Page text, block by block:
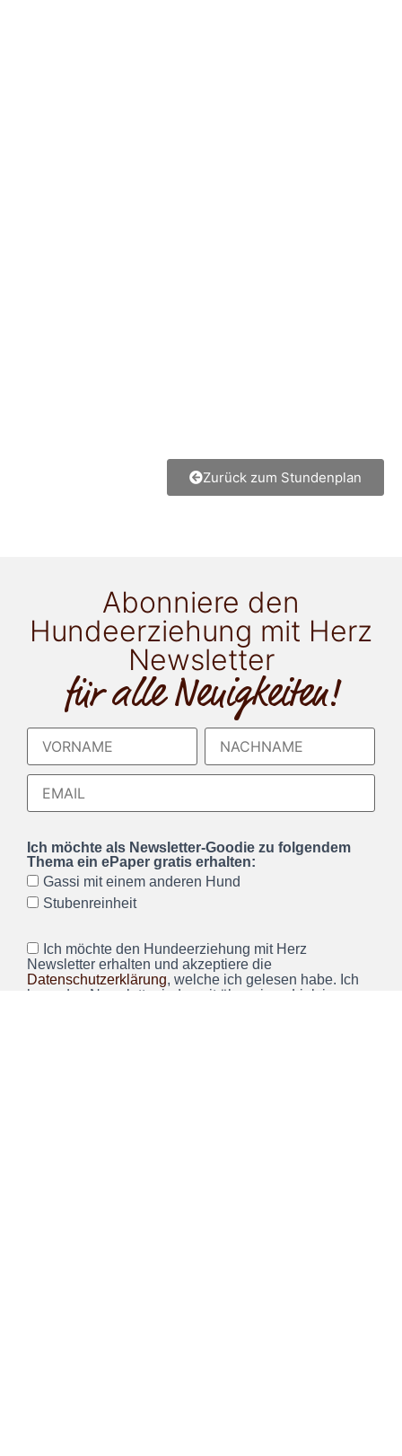
Zurück zum Stundenplan
Abonniere den
Hundeerziehung mit Herz
Newsletter
für alle Neuigkeiten!
Ich möchte als Newsletter-Goodie zu folgendem
Thema ein ePaper gratis erhalten:
Gassi mit einem anderen Hund
Stubenreinheit
Ich möchte den Hundeerziehung mit Herz
Newsletter erhalten und akzeptiere die
Datenschutzerklärung, welche ich gelesen habe. Ich
kann den Newsletter jederzeit über einen Link im